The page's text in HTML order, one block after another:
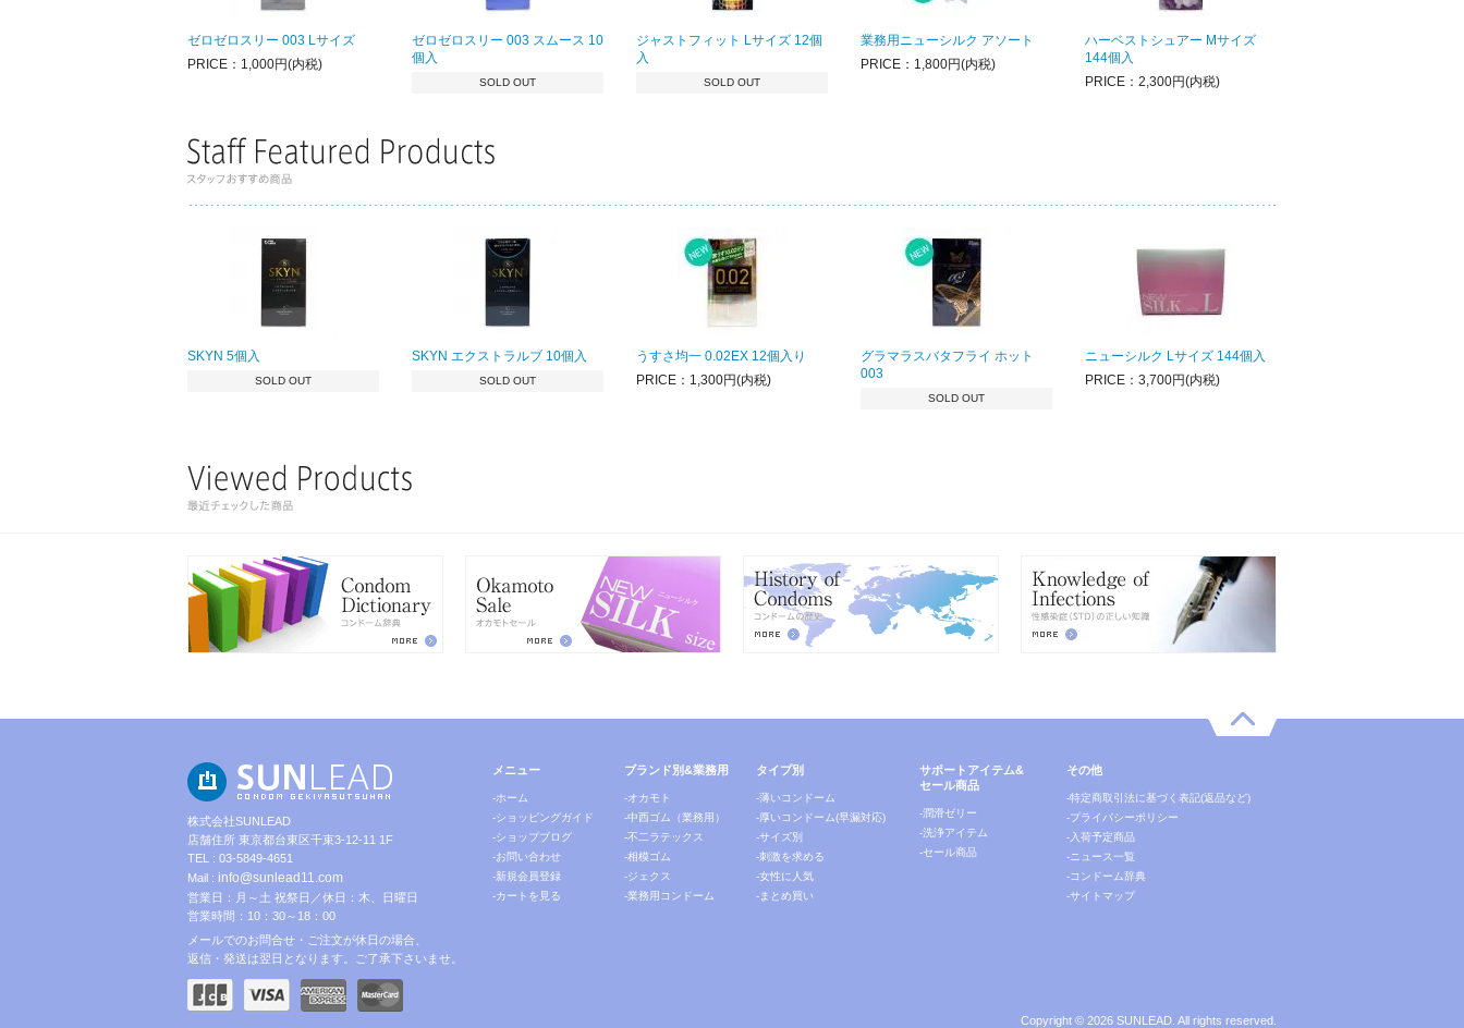
ゼロゼロスリー 003 Lサイズ
PRICE：1,000円(内税)
ゼロゼロスリー 003 スムース 10
個入
SOLD OUT
ジャストフィット Lサイズ 12個
入
SOLD OUT
業務用ニューシルク アソート
PRICE：1,800円(内税)
ハーベストシュアー Mサイズ
144個入
PRICE：2,300円(内税)
SKYN 5個入
SOLD OUT
SKYN エクストラルブ 10個入
SOLD OUT
うすさ均一 0.02EX 12個入り
PRICE：1,300円(内税)
グラマラスバタフライ ホット
003
SOLD OUT
ニューシルク Lサイズ 144個入
PRICE：3,700円(内税)
株式会社SUNLEAD
店舗住所 東京都台東区千束3-12-11 1F
TEL : 03-5849-4651
Mail : info@sunlead11.com
営業日：月～土 祝祭日／休日：木、日曜日
営業時間：10：30～18：00
メールでのお問合せ・ご注文が休日の場合、
返信・発送は翌日となります。ご了承下さいませ。
メニュー
-ホーム
-ショッピングガイド
-ショップブログ
-お問い合わせ
-新規会員登録
-カートを見る
ブランド別&業務用
-オカモト
-中西ゴム（業務用）
-不二ラテックス
-相模ゴム
-ジェクス
-業務用コンドーム
タイプ別
-薄いコンドーム
-厚いコンドーム(早漏対応)
-サイズ別
-刺激を求める
-女性に人気
-まとめ買い
サポートアイテム&
セール商品
-潤滑ゼリー
-洗浄アイテム
-セール商品
その他
-特定商取引法に基づく表記(返品など)
-プライバシーポリシー
-入荷予定商品
-ニュース一覧
-コンドーム辞典
-サイトマップ
Copyright © 2026 SUNLEAD. All rights reserved.